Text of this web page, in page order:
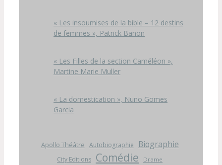
« Les insoumises de la bible – 12 destins
de femmes », Patrick Banon
« Les Filles de la section Caméléon »,
Martine Marie Muller
« La domestication », Nuno Gomes
Garcia
Apollo Théâtre Autobiographie Biographie
City Editions Comédie
Drame